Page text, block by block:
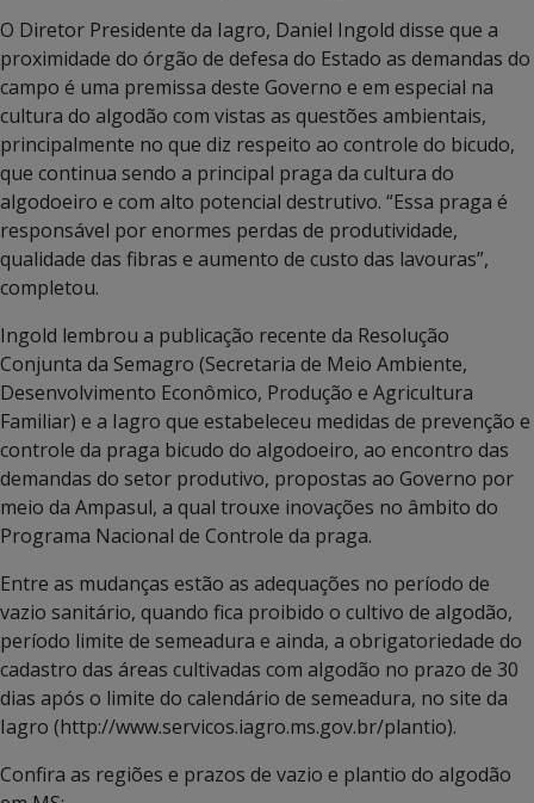
O Diretor Presidente da Iagro, Daniel Ingold disse que a
proximidade do órgão de defesa do Estado as demandas do
campo é uma premissa deste Governo e em especial na
cultura do algodão com vistas as questões ambientais,
principalmente no que diz respeito ao controle do bicudo,
que continua sendo a principal praga da cultura do
algodoeiro e com alto potencial destrutivo. “Essa praga é
responsável por enormes perdas de produtividade,
qualidade das fibras e aumento de custo das lavouras”,
completou.
Ingold lembrou a publicação recente da Resolução
Conjunta da Semagro (Secretaria de Meio Ambiente,
Desenvolvimento Econômico, Produção e Agricultura
Familiar) e a Iagro que estabeleceu medidas de prevenção e
controle da praga bicudo do algodoeiro, ao encontro das
demandas do setor produtivo, propostas ao Governo por
meio da Ampasul, a qual trouxe inovações no âmbito do
Programa Nacional de Controle da praga.
Entre as mudanças estão as adequações no período de
vazio sanitário, quando fica proibido o cultivo de algodão,
período limite de semeadura e ainda, a obrigatoriedade do
cadastro das áreas cultivadas com algodão no prazo de 30
dias após o limite do calendário de semeadura, no site da
Iagro (http://www.servicos.iagro.ms.gov.br/plantio).
Confira as regiões e prazos de vazio e plantio do algodão